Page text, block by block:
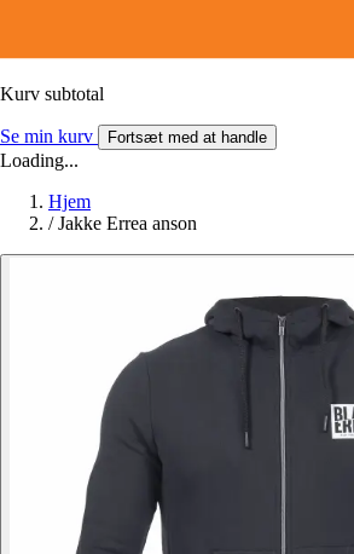
Kurv subtotal
Se min kurv Fortsæt med at handle
Loading...
Hjem
/ Jakke Errea anson